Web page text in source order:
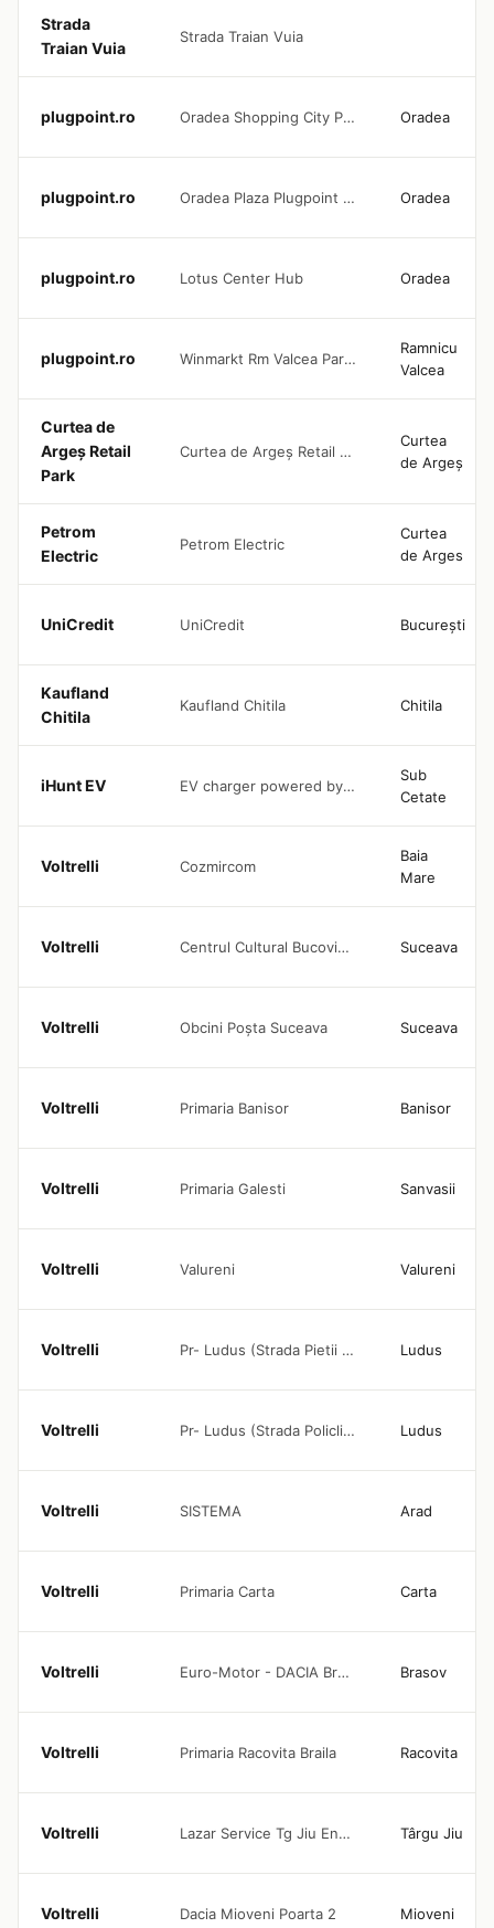
Strada
Traian Vuia
Strada Traian Vuia
plugpoint.ro Oradea Shopping City Plugpoint 150 KW DC Oradea
plugpoint.ro Oradea Plaza Plugpoint 240 KW Oradea
plugpoint.ro Lotus Center Hub Oradea
plugpoint.ro Winmarkt Rm Valcea Parking Area
Ramnicu
Valcea
Curtea de
Argeș Retail
Park
Curtea de Argeș Retail Park
Curtea
de Argeș
Petrom
Electric
Petrom Electric
Curtea
de Arges
UniCredit UniCredit București
Kaufland
Chitila
Kaufland Chitila Chitila
iHunt EV EV charger powered by iHunt, located in the 4Seasons House parking area, with free access
Sub
Cetate
Voltrelli Cozmircom
Baia
Mare
Voltrelli Centrul Cultural Bucovina Suceava Suceava
Voltrelli Obcini Poșta Suceava Suceava
Voltrelli Primaria Banisor Banisor
Voltrelli Primaria Galesti Sanvasii
Voltrelli Valureni Valureni
Voltrelli Pr- Ludus (Strada Pietii Lidl 1) Ludus
Voltrelli Pr- Ludus (Strada Policlinicii) Ludus
Voltrelli SISTEMA Arad
Voltrelli Primaria Carta Carta
Voltrelli Euro-Motor - DACIA Brasov Brasov
Voltrelli Primaria Racovita Braila Racovita
Voltrelli Lazar Service Tg Jiu Enelion Târgu Jiu
Voltrelli Dacia Mioveni Poarta 2 Mioveni